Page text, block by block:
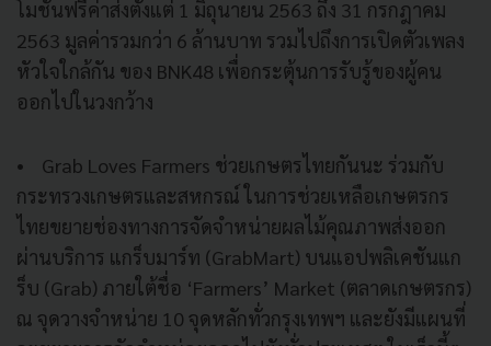
โมชั่นฟรีค่าส่งตั้งแต่ 1 มิถุนายน 2563 ถึง 31 กรกฎาคม
2563 มูลค่ารวมกว่า 6 ล้านบาท รวมไปถึงการเปิดตัวเพลง
หัวใจใกล้กัน ของ BNK48 เพื่อกระตุ้นการรับรู้ของผู้คน
ออกไปในวงกว้าง
• Grab Loves Farmers ช่วยเกษตรไทยกันนะ ร่วมกับ
กระทรวงเกษตรและสหกรณ์ ในการช่วยเหลือเกษตรกร
ไทยขยายช่องทางการจัดจำหน่ายผลไม้คุณภาพส่งออก
ผ่านบริการ แกร็บมาร์ท (GrabMart) บนแอปพลิเคชันแก
ร็บ (Grab) ภายใต้ชื่อ ‘Farmers’ Market (ตลาดเกษตรกร)
ณ จุดวางจำหน่าย 10 จุดหลักทั่วกรุงเทพฯ และยังมีแผนที่